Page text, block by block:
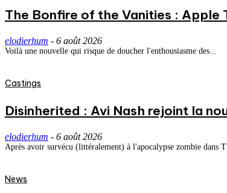
The Bonfire of the Vanities : Apple
elodierhum - 6 août 2026
Voilà une nouvelle qui risque de doucher l'enthousiasme des...
Castings
Disinherited : Avi Nash rejoint la
elodierhum - 6 août 2026
Après avoir survécu (littéralement) à l'apocalypse zombie dans
News